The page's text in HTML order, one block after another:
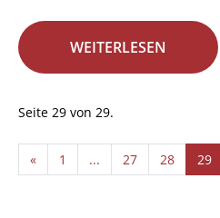
WEITERLESEN
Seite 29 von 29.
« 1 ... 27 28 29